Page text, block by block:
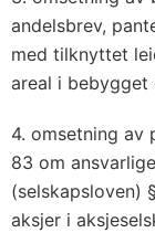
andelsbrev,
med tilknyttet
areal i bebygget
4. omsetning av
83 om
(selskapsloven)
aksjer i